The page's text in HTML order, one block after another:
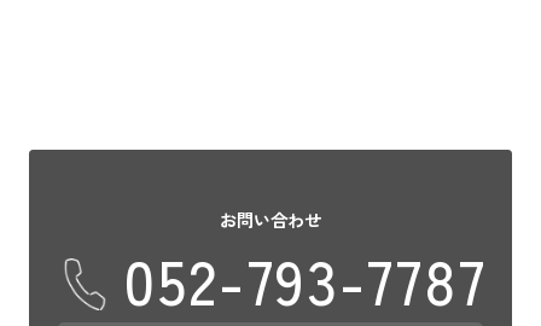
お問い合わせ
052-793-7787